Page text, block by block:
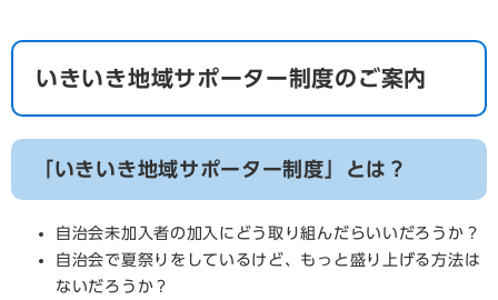
いきいき地域サポーター制度のご案内
「いきいき地域サポーター制度」とは？
自治会未加入者の加入にどう取り組んだらいいだろうか？
自治会で夏祭りをしているけど、もっと盛り上げる方法は
ないだろうか？